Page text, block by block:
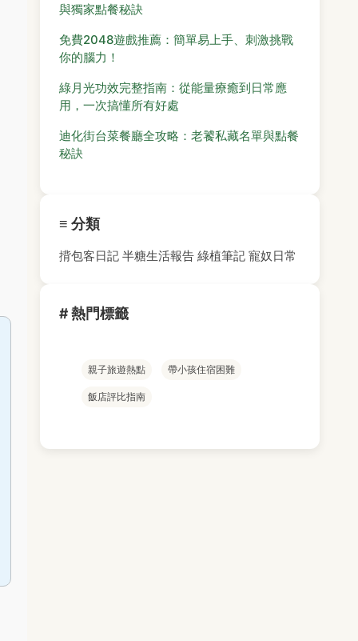
與獨家點餐秘訣
免費2048遊戲推薦：簡單易上手、刺激挑戰
你的腦力！
綠月光功效完整指南：從能量療癒到日常應
用，一次搞懂所有好處
迪化街台菜餐廳全攻略：老饕私藏名單與點餐
秘訣
≡ 分類
揹包客日記 半糖生活報告 綠植筆記 寵奴日常
# 熱門標籤
親子旅遊熱點 帶小孩住宿困難
飯店評比指南